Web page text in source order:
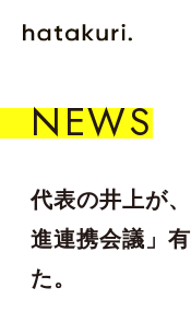
NEWS
代表の井上が
進連携会議」
た。